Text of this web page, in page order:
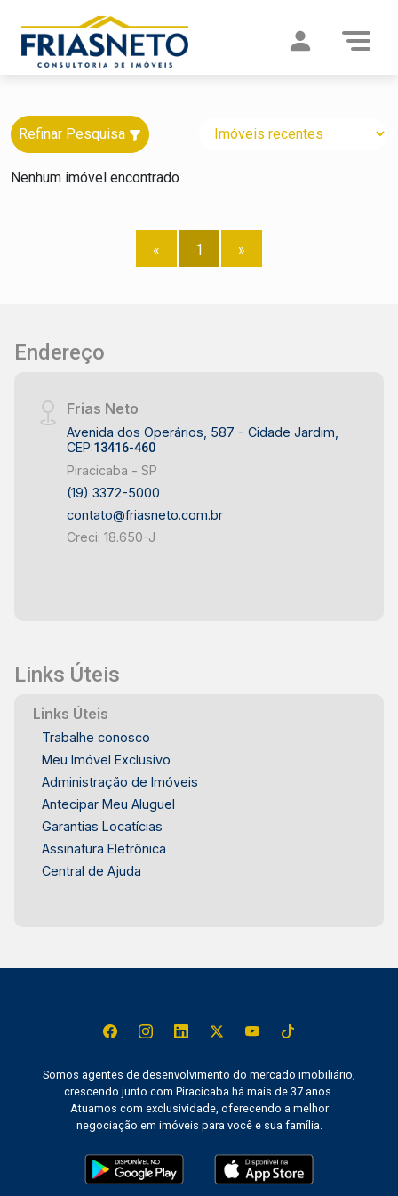
Refinar Pesquisa
Nenhum imóvel encontrado
« 1 »
Endereço
Frias Neto
Avenida dos Operários, 587 - Cidade Jardim,
CEP:13416-460
Piracicaba - SP
(19) 3372-5000
contato@friasneto.com.br
Creci: 18.650-J
Links Úteis
Links Úteis
Trabalhe conosco
Meu Imóvel Exclusivo
Administração de Imóveis
Antecipar Meu Aluguel
Garantias Locatícias
Assinatura Eletrônica
Central de Ajuda
Somos agentes de desenvolvimento do mercado imobiliário,
crescendo junto com Piracicaba há mais de 37 anos.
Atuamos com exclusividade, oferecendo a melhor
negociação em imóveis para você e sua família.